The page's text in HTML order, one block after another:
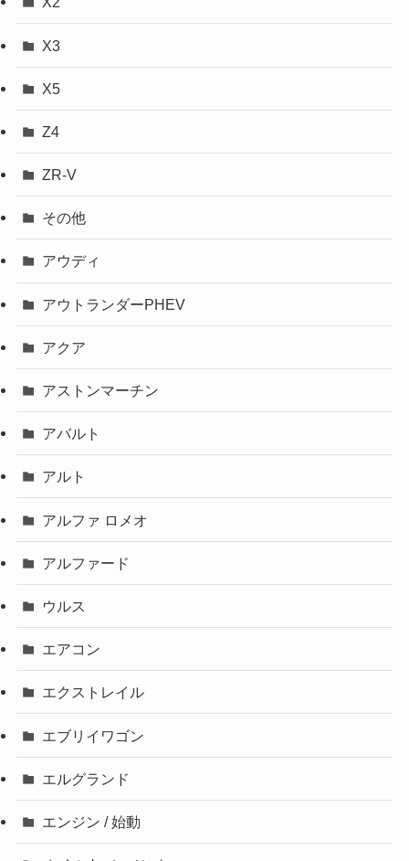
X3
X5
Z4
ZR-V
その他
アウディ
アウトランダーPHEV
アクア
アストンマーチン
アバルト
アルト
アルファ ロメオ
アルファード
ウルス
エアコン
エクストレイル
エブリイワゴン
エルグランド
エンジン / 始動